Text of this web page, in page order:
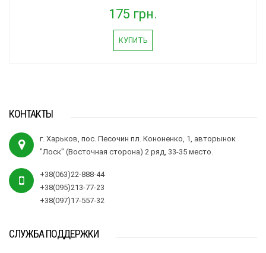
175 грн.
КУПИТЬ
КОНТАКТЫ
г. Харьков, пос. Песочин пл. Кононенко, 1, авторынок
"Лоск" (Восточная сторона) 2 ряд, 33-35 место.
+38(063)22-888-44
+38(095)213-77-23
+38(097)17-557-32
СЛУЖБА ПОДДЕРЖКИ